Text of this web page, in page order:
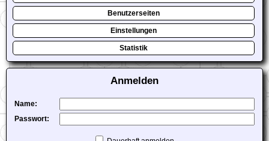
Benutzerseiten
Einstellungen
Statistik
Anmelden
Name:
Passwort: